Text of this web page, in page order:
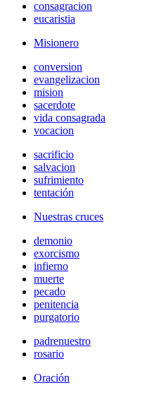
consagracion
eucaristia
Misionero
conversion
evangelizacion
mision
sacerdote
vida consagrada
vocacion
sacrificio
salvacion
sufrimiento
tentación
Nuestras cruces
demonio
exorcismo
infierno
muerte
pecado
penitencia
purgatorio
padrenuestro
rosario
Oración